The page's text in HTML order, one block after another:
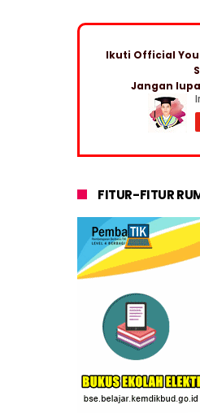
Ikuti Official
Jangan
FITUR-FITUR